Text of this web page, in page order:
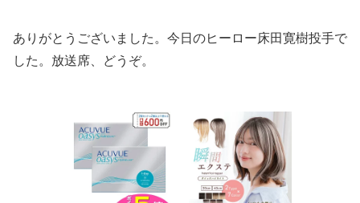
ありがとうございました。今日のヒーロー床田寛樹投手で
した。放送席、どうぞ。